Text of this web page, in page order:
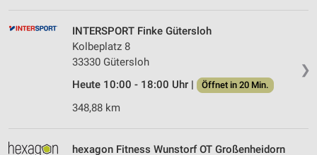
❯
INTERSPORT Finke Gütersloh
Kolbeplatz 8
33330 Gütersloh
Heute 10:00 - 18:00 Uhr |
Öffnet in 20 Min.
348,88 km
hexagon Fitness Wunstorf OT Großenheidorn